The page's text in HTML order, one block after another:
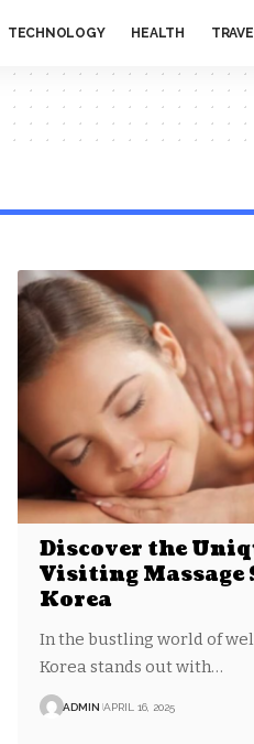
TECHNOLOGY HEALTH
Discover the
Visiting Massage
Korea
In the bustling world of
Korea stands out with…
ADMIN APRIL 16, 2025